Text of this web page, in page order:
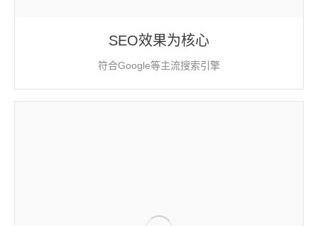
SEO效果为核心
符合Google等主流搜索引擎